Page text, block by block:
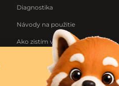
Diagnostika
Návody na použitie
Ako zistím výrobné číslo
Ponuka práce